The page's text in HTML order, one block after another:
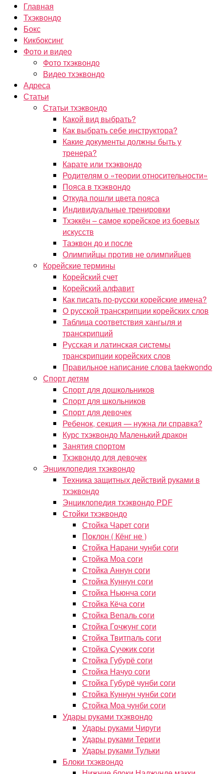
Главная
Тхэквондо
Бокс
Кикбоксинг
Фото и видео
Фото тхэквондо
Видео тхэквондо
Адреса
Статьи
Статьи тхэквондо
Какой вид выбрать?
Как выбрать себе инструктора?
Какие документы должны быть у
тренера?
Карате или тхэквондо
Родителям о «теории относительности»
Пояса в тхэквондо
Откуда пошли цвета пояса
Индивидуальные тренировки
Тхэккён – самое корейское из боевых
искусств
Таэквон до и после
Олимпийцы против не олимпийцев
Корейские термины
Корейский счет
Корейский алфавит
Как писать по-русски корейские имена?
О русской транскрипции корейских слов
Таблица соответствия хангыля и
транскрипций
Русская и латинская системы
транскрипции корейских слов
Правильное написание слова taekwondo
Спорт детям
Спорт для дошкольников
Спорт для школьников
Спорт для девочек
Ребенок, секция — нужна ли справка?
Курс тхэквондо Маленький дракон
Занятия спортом
Тхэквондо для девочек
Энциклопедия тхэквондо
Техника защитных действий руками в
тхэквондо
Энциклопедия тхэквондо PDF
Стойки тхэквондо
Стойка Чарет соги
Поклон ( Кёнг не )
Стойка Нарани чунби соги
Стойка Моа соги
Стойка Аннун соги
Стойка Куннун соги
Стойка Ньюнча соги
Стойка Кёча соги
Стойка Вепаль соги
Стойка Гочжунг соги
Стойка Твитпаль соги
Стойка Сучжик соги
Стойка Губурё соги
Стойка Начуо соги
Стойка Губурё чунби соги
Стойка Куннун чунби соги
Стойка Моа чунби соги
Удары руками тхэквондо
Удары руками Чируги
Удары руками Териги
Удары руками Тульки
Блоки тхэквондо